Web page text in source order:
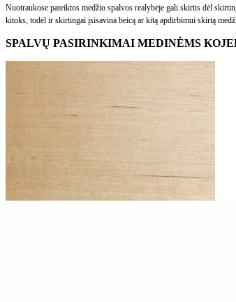
Nuotraukose pateiktos medžio spalvos realybėje gali skirtis dėl
kitoks, todėl ir skirtingai įsisavina beicą ar kitą apdirbimui skirtą
SPALVŲ PASIRINKIMAI MEDINĖMS